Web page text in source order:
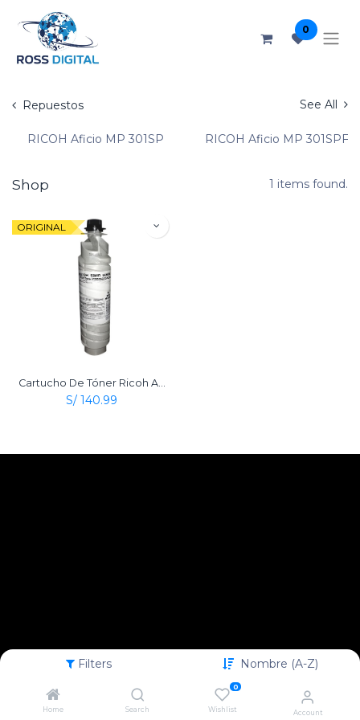
Filters Nombre (A-Z)
Home Search
0
Wishlist Account
0
Repuestos See All
RICOH Aficio MP 301SP RICOH Aficio MP 301SPF
Shop 1 items found.
ORIGINAL
S/ 140.99